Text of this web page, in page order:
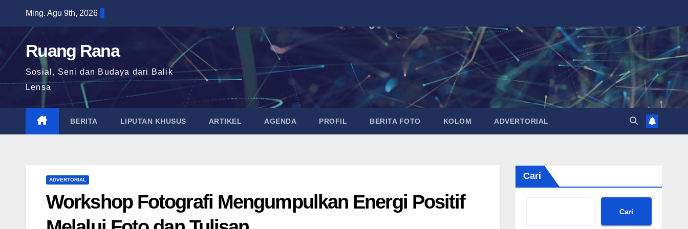
content
Ming. Agu 9th, 2026
Ruang Rana
Sosial, Seni dan Budaya dari Balik
Lensa
BERITA LIPUTAN KHUSUS ARTIKEL AGENDA PROFIL BERITA FOTO KOLOM ADVERTORIAL
ADVERTORIAL
Workshop Fotografi Mengumpulkan Energi Positif
Cari
Cari